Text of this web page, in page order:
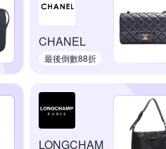
CHANEL
最後倒數88折
LONGCHAM